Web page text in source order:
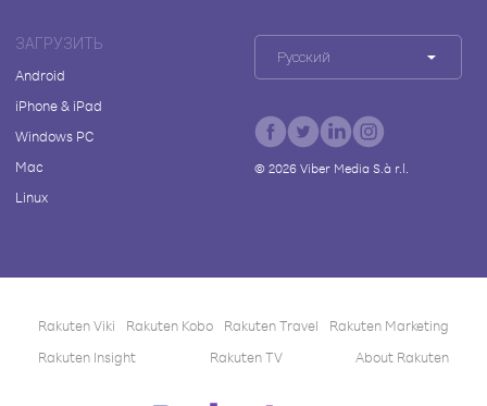
ЗАГРУЗИТЬ
Android
iPhone & iPad
Windows PC
Mac
Linux
Русский
© 2026Viber Media S.à r.l.
Rakuten Viki Rakuten Kobo Rakuten Travel
Rakuten Marketing
Rakuten Insight
Rakuten TV About Rakuten